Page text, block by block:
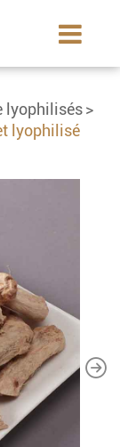
lyophilisés
lyophilisé